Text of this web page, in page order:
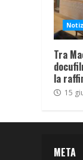
Tra
la
15
META